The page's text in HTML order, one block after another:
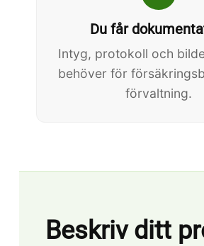
Du får
Intyg, protokoll och
behöver för
förvaltning.
Beskriv ditt